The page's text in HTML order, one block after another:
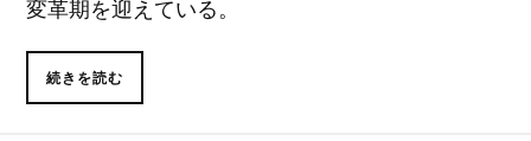
変革期を迎えている。
続きを読む